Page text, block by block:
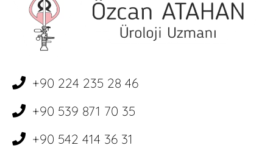
+90 224 235 28 46
+90 539 871 70 35
+90 542 414 36 31